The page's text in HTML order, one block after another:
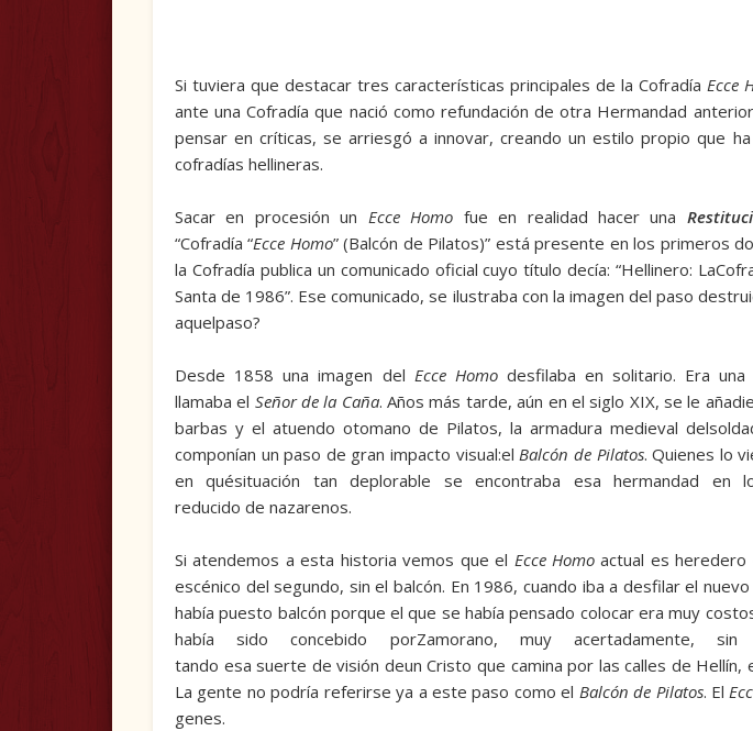
Si tuviera que destacar tres características principales de la CofradíaEcce
ante una Cofradía que nació como refundación de otra Hermandad
pensar en críti­cas, se arriesgó a innovar, creando un estilo propio que
cofradías hellineras.
Sacar en procesión un Ecce Homo fue en realidad hacer una
“Cofradía “Ecce Homo” (Balcón de Pilatos)” está presente en los prime­ros
la Cofradía publica un co­municado oficial cuyo título decía: “Hellinero:
Santa de 1986”. Ese comunicado, se ilustraba con la imagen del paso
aquelpaso?
Desde 1858 una imagen del Ecce Homodesfilaba en solitario. Era
llamaba el Señor de la Caña. Años más tarde, aún en el siglo XIX, se le
barbas y el atuendo oto­mano de Pilatos, la armadura medieval
componían un paso de gran impacto visual:elBalcón de Pilatos. Quienes lo
en quésituación tan deplorable se encontraba esa hermandad
reducido de nazarenos.
Si atendemos a esta historia vemos que el Ecce Homoactual es heredero
escénico del segundo, sin el balcón. En 1986, cuando iba a desfilar el nuevo
había puesto balcón porque el que se había pensado colocar era muy
había sido concebido porZamorano, muy acertadamente,
tando esa suerte de visión deun Cristo que camina por las calles de
La gente no podría referirse ya a este paso como el Balcón de Pilatos. El
genes.